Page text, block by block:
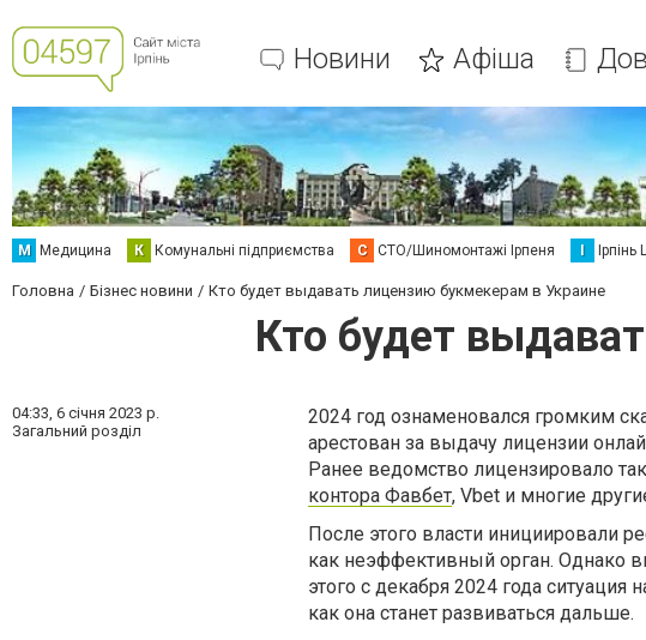
Новини Афіша
М Медицина К Комунальні підприємства С СТО/Шиномонтажі Ірпеня І Ірпінь
Головна Бізнес новини Кто будет выдавать лицензию букмекерам в Украине
Кто будет
04:33, 6 січня 2023 р.
Загальний розділ
2024 год ознаменовался громким
арестован за выдачу лицензии
Ранее ведомство лицензировало
контора Фавбет, Vbet и многие
После этого власти инициировали
как неэффективный орган. Однако
этого с декабря 2024 года
как она станет развиваться дальше.